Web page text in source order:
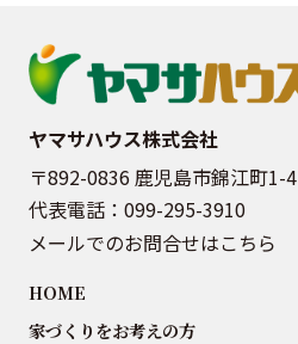
ヤマサハウス株式会社
〒892-0836 鹿児島市錦江町1-4
代表電話： 099-295-3910
メールでのお問合せはこちら
HOME
家づくりをお考えの方